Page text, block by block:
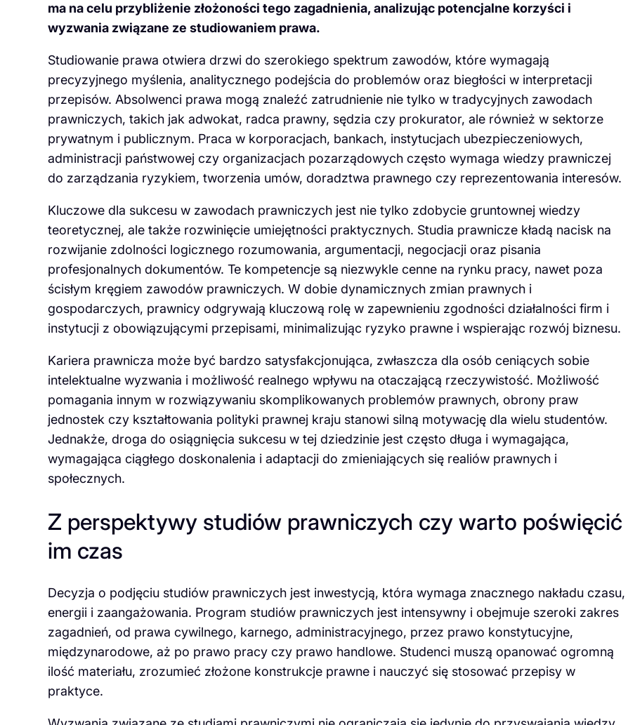
ma na celu przybliżenie złożoności tego zagadnienia, analizując potencjalne korzyści i
wyzwania związane ze studiowaniem prawa.
Studiowanie prawa otwiera drzwi do szerokiego spektrum zawodów, które wymagają
precyzyjnego myślenia, analitycznego podejścia do problemów oraz biegłości w interpretacji
przepisów. Absolwenci prawa mogą znaleźć zatrudnienie nie tylko w tradycyjnych zawodach
prawniczych, takich jak adwokat, radca prawny, sędzia czy prokurator, ale również w sektorze
prywatnym i publicznym. Praca w korporacjach, bankach, instytucjach ubezpieczeniowych,
administracji państwowej czy organizacjach pozarządowych często wymaga wiedzy prawniczej
do zarządzania ryzykiem, tworzenia umów, doradztwa prawnego czy reprezentowania interesów.
Kluczowe dla sukcesu w zawodach prawniczych jest nie tylko zdobycie gruntownej wiedzy
teoretycznej, ale także rozwinięcie umiejętności praktycznych. Studia prawnicze kładą nacisk na
rozwijanie zdolności logicznego rozumowania, argumentacji, negocjacji oraz pisania
profesjonalnych dokumentów. Te kompetencje są niezwykle cenne na rynku pracy, nawet poza
ścisłym kręgiem zawodów prawniczych. W dobie dynamicznych zmian prawnych i
gospodarczych, prawnicy odgrywają kluczową rolę w zapewnieniu zgodności działalności firm i
instytucji z obowiązującymi przepisami, minimalizując ryzyko prawne i wspierając rozwój biznesu.
Kariera prawnicza może być bardzo satysfakcjonująca, zwłaszcza dla osób ceniących sobie
intelektualne wyzwania i możliwość realnego wpływu na otaczającą rzeczywistość. Możliwość
pomagania innym w rozwiązywaniu skomplikowanych problemów prawnych, obrony praw
jednostek czy kształtowania polityki prawnej kraju stanowi silną motywację dla wielu studentów.
Jednakże, droga do osiągnięcia sukcesu w tej dziedzinie jest często długa i wymagająca,
wymagająca ciągłego doskonalenia i adaptacji do zmieniających się realiów prawnych i
społecznych.
Z perspektywy studiów prawniczych czy warto poświęcić
im czas
Decyzja o podjęciu studiów prawniczych jest inwestycją, która wymaga znacznego nakładu czasu,
energii i zaangażowania. Program studiów prawniczych jest intensywny i obejmuje szeroki zakres
zagadnień, od prawa cywilnego, karnego, administracyjnego, przez prawo konstytucyjne,
międzynarodowe, aż po prawo pracy czy prawo handlowe. Studenci muszą opanować ogromną
ilość materiału, zrozumieć złożone konstrukcje prawne i nauczyć się stosować przepisy w
praktyce.